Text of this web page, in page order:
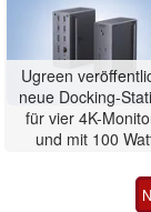
Ugreen
neue Docking-
für vier 4K-
und mit 100